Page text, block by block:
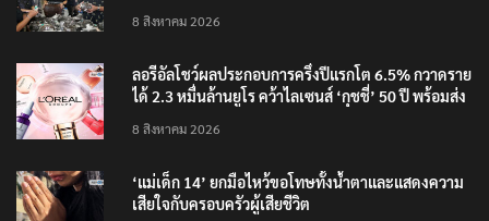
8 สิงหาคม 2026
ลอรีอัลโชว์ผลประกอบการครึ่งปีแรกโต 6.5% กวาดราย
ได้ 2.3 หมื่นล้านยูโร คว้าไลเซนส์ ‘กุชชี่’ 50 ปี พร้อมส่ง
8 สิงหาคม 2026
‘แม่เด็ก 14’ ยกมือไหว้ขอโทษทั้งน้ำตาและแสดงความ
เสียใจกับครอบครัวผู้เสียชีวิต